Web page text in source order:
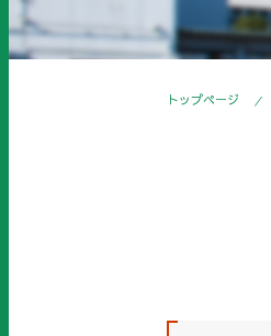
トップページ